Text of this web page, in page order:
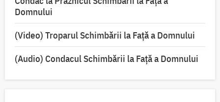
Domnului
(Video) Troparul Schimbării la Față a Domnului
(Audio) Condacul Schimbării la Față a Domnului